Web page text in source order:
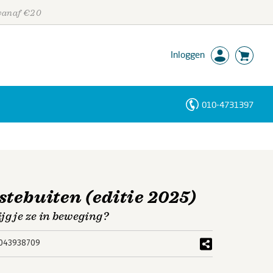
€20
Inloggen
010-4731397
(editie 2025)
je ze in beweging?
Personen